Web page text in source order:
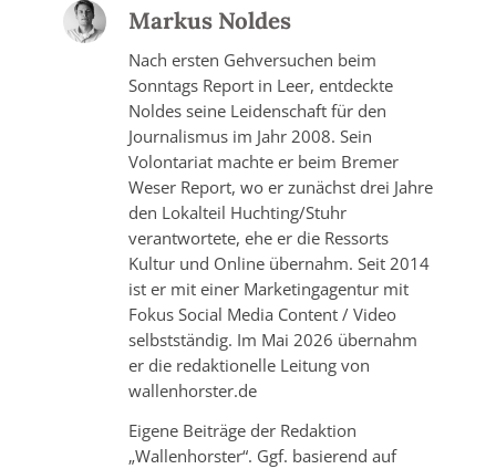
Markus Noldes
Nach ersten Gehversuchen beim
Sonntags Report in Leer, entdeckte
Noldes seine Leidenschaft für den
Journalismus im Jahr 2008. Sein
Volontariat machte er beim Bremer
Weser Report, wo er zunächst drei Jahre
den Lokalteil Huchting/Stuhr
verantwortete, ehe er die Ressorts
Kultur und Online übernahm. Seit 2014
ist er mit einer Marketingagentur mit
Fokus Social Media Content / Video
selbstständig. Im Mai 2026 übernahm
er die redaktionelle Leitung von
wallenhorster.de
Eigene Beiträge der Redaktion
„Wallenhorster“. Ggf. basierend auf